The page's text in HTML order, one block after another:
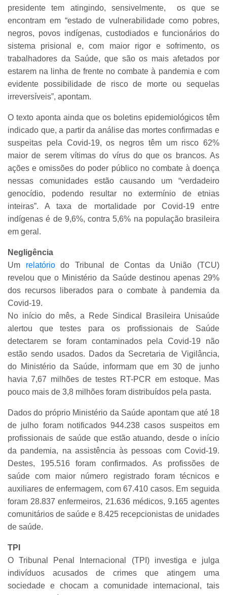
presidente tem atingindo, sensivelmente, os que se
encontram em “estado de vulnerabilidade como pobres,
negros, povos indígenas, custodiados e funcionários do
sistema prisional e, com maior rigor e sofrimento, os
trabalhadores da Saúde, que são os mais afetados por
estarem na linha de frente no combate à pandemia e com
evidente possibilidade de risco de morte ou sequelas
irreversíveis”, apontam.
O texto aponta ainda que os boletins epidemiológicos têm
indicado que, a partir da análise das mortes confirmadas e
suspeitas pela Covid-19, os negros têm um risco 62%
maior de serem vítimas do vírus do que os brancos. As
ações e omissões do poder público no combate à doença
nessas comunidades estão causando um “verdadeiro
genocídio, podendo resultar no extermínio de etnias
inteiras”. A taxa de mortalidade por Covid-19 entre
indígenas é de 9,6%, contra 5,6% na população brasileira
em geral.
Negligência
Um relatóriodo Tribunal de Contas da União (TCU)
revelou que o Ministério da Saúde destinou apenas 29%
dos recursos liberados para o combate à pandemia da
Covid-19.
No início do mês, a Rede Sindical Brasileira Unisaúde
alertou que testes para os profissionais de Saúde
detectarem se foram contaminados pela Covid-19 não
estão sendo usados. Dados da Secretaria de Vigilância,
do Ministério da Saúde, informam que em 30 de junho
havia 7,67 milhões de testes RT-PCR em estoque. Mas
pouco mais de 3,8 milhões foram distribuídos pela pasta.
Dados do próprio Ministério da Saúde apontam que até 18
de julho foram notificados 944.238 casos suspeitos em
profissionais de saúde que estão atuando, desde o início
da pandemia, na assistência às pessoas com Covid-19.
Destes, 195.516 foram confirmados. As profissões de
saúde com maior número registrado foram técnicos e
auxiliares de enfermagem, com 67.410 casos. Em seguida
foram 28.837 enfermeiros, 21.636 médicos, 9.165 agentes
comunitários de saúde e 8.425 recepcionistas de unidades
de saúde.
TPI
O Tribunal Penal Internacional (TPI) investiga e julga
indivíduos acusados de crimes que atingem uma
sociedade e chocam a comunidade internacional, tais